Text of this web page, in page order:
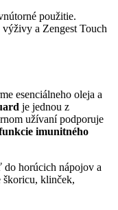
použitie.
a Zengest Touch
esenciálneho oleja a
je jednou z
užívaní podporuje
imunitného
horúcich nápojov a
škoricu, klinček,